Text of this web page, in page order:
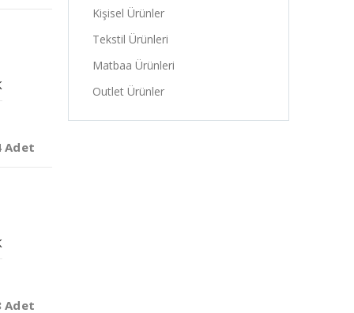
Adet
Adet
Kişisel Ürünler
Tekstil Ürünleri
Matbaa Ürünleri
Outlet Ürünler